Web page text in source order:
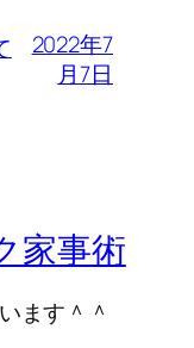
2022年7
月7日
家事術
ます＾＾